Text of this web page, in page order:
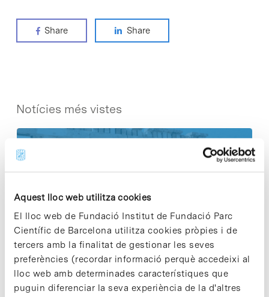
Aquest lloc web utilitza cookies
El lloc web de Fundació Institut de Fundació Parc
Científic de Barcelona utilitza cookies pròpies i de
tercers amb la finalitat de gestionar les seves
preferències (recordar informació perquè accedeixi al
lloc web amb determinades característiques que
puguin diferenciar la seva experiència de la d'altres
Share Share
Notícies més vistes
Vacances responsables en temps
15 de juliol de 2026
Cuidar el territori és sostenibilitat
29 de juliol de 2026